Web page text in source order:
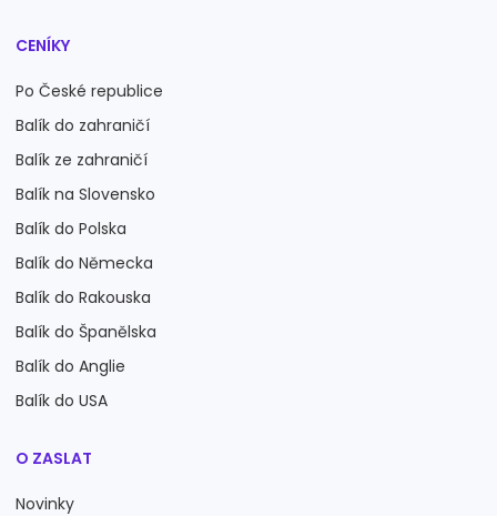
CENÍKY
Po České republice
Balík do zahraničí
Balík ze zahraničí
Balík na Slovensko
Balík do Polska
Balík do Německa
Balík do Rakouska
Balík do Španělska
Balík do Anglie
Balík do USA
O ZASLAT
Novinky